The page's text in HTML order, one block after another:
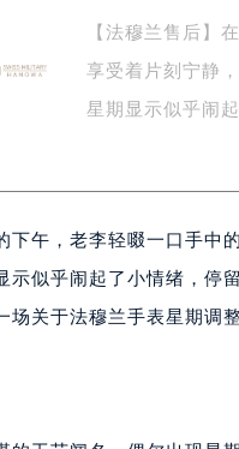
东路399号置地商务中心
南路500号来福士广场办
路1366号华润大厦写字
红谷中大道998号绿地双
路11111号华润中心写字
路230号万菱汇国际中心
东路5001号华润大厦写字
东路95号华润大厦写字楼
【法穆兰售后】
享受着片刻宁静
星期显示似乎闹
下午，老李轻啜一口手中
似乎闹起了小情绪，停
关于法穆兰手表星期调